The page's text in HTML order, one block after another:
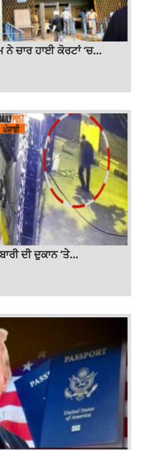
ਚਾਰ ਹਾਈ ਕੋਰਟਾਂ ‘ਚ...
ਦੀ ਦੁਕਾਨ ‘ਤੇ...